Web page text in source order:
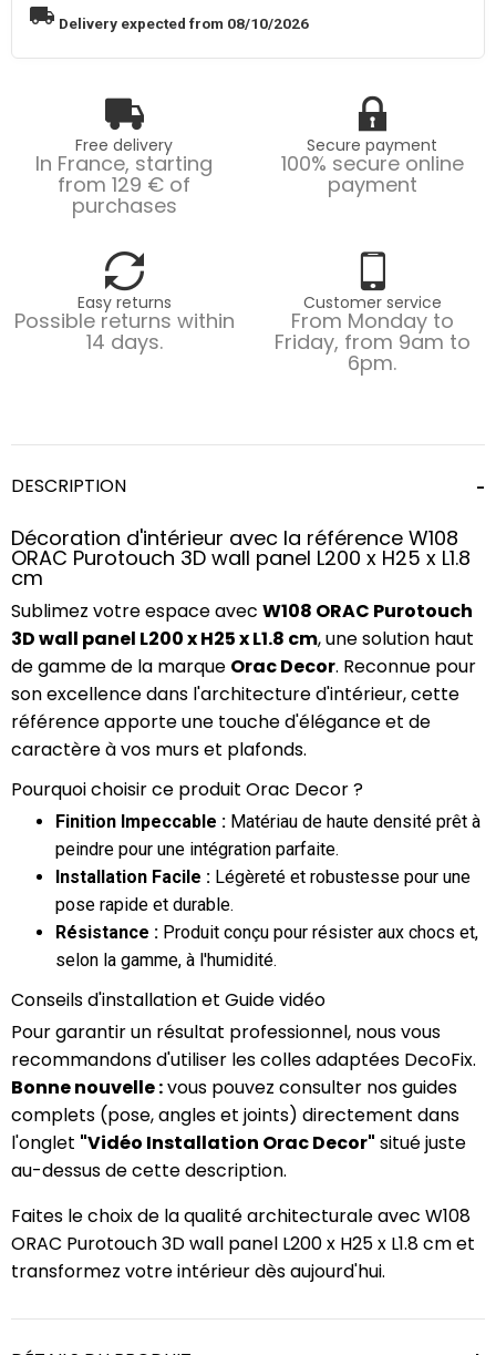
local_shipping Delivery expected from 08/10/2026
Free delivery
In France, starting
from 129 € of
purchases
Secure payment
100% secure online
payment
Easy returns
Possible returns within
14 days.
Customer service
From Monday to
Friday, from 9am to
6pm.
DESCRIPTION
Décoration d'intérieur avec la référence W108
ORAC Purotouch 3D wall panel L200 x H25 x L1.8
cm
Sublimez votre espace avec W108 ORAC Purotouch
3D wall panel L200 x H25 x L1.8 cm, une solution haut
de gamme de la marque Orac Decor. Reconnue pour
son excellence dans l'architecture d'intérieur, cette
référence apporte une touche d'élégance et de
caractère à vos murs et plafonds.
Pourquoi choisir ce produit Orac Decor ?
Finition Impeccable : Matériau de haute densité prêt à
peindre pour une intégration parfaite.
Installation Facile : Légèreté et robustesse pour une
pose rapide et durable.
Résistance : Produit conçu pour résister aux chocs et,
selon la gamme, à l'humidité.
Conseils d'installation et Guide vidéo
Pour garantir un résultat professionnel, nous vous
recommandons d'utiliser les colles adaptées DecoFix.
Bonne nouvelle :vous pouvez consulter nos guides
complets (pose, angles et joints) directement dans
l'onglet "Vidéo Installation Orac Decor" situé juste
au-dessus de cette description.
Faites le choix de la qualité architecturale avec W108
ORAC Purotouch 3D wall panel L200 x H25 x L1.8 cm et
transformez votre intérieur dès aujourd'hui.